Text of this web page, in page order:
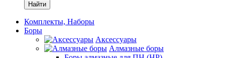
Найти
Комплекты, Наборы
Боры
Аксессуары
Алмазные боры